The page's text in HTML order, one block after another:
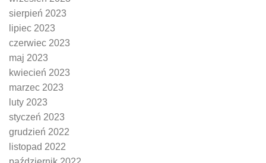
sierpień 2023
lipiec 2023
czerwiec 2023
maj 2023
kwiecień 2023
marzec 2023
luty 2023
styczeń 2023
grudzień 2022
listopad 2022